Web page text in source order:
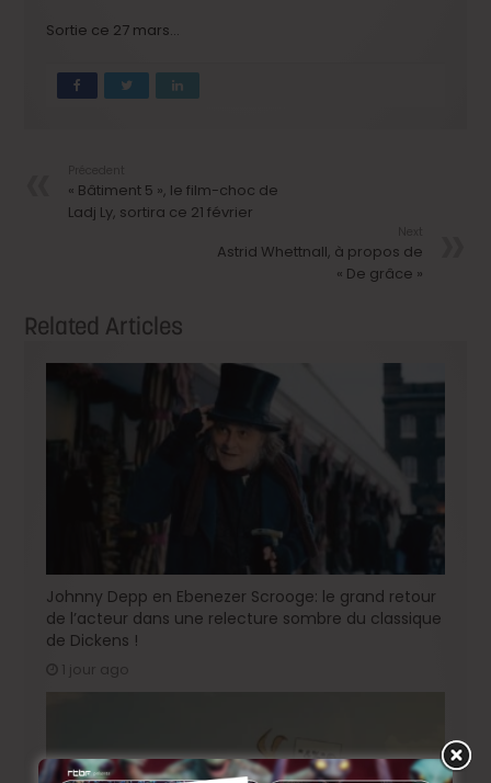
Sortie ce 27 mars…
« Bâtiment 5 », le film-choc de
Ladj Ly, sortira ce 21 février
Astrid Whettnall, à propos de
« De grâce »
Related Articles
Johnny Depp en Ebenezer Scrooge: le grand retour
de l’acteur dans une relecture sombre du classique
de Dickens !
1 jour ago